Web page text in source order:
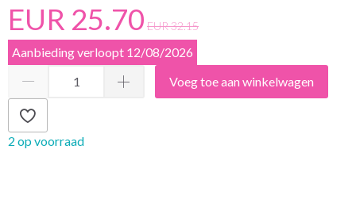
EUR 25.70 EUR 32.15
Aanbieding verloopt 12/08/2026
Voeg toe aan winkelwagen
2 op voorraad